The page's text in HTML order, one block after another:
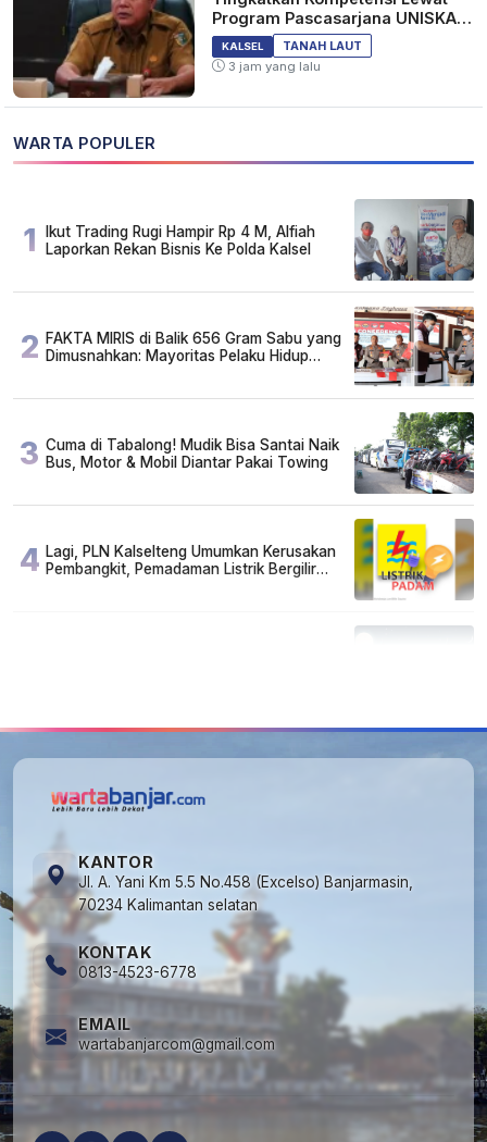
Program Pascasarjana UNISKA
MAB Banjarmasin
KALSEL
TANAH LAUT
3 jam yang lalu
WARTA POPULER
1
Ikut Trading Rugi Hampir Rp 4 M, Alfiah
Laporkan Rekan Bisnis Ke Polda Kalsel
2 FAKTA MIRIS di Balik 656 Gram Sabu yang
Dimusnahkan: Mayoritas Pelaku Hidup
3 Cuma di Tabalong! Mudik Bisa Santai Naik
Bus, Motor & Mobil Diantar Pakai Towing
4 Lagi, PLN Kalselteng Umumkan Kerusakan
Pembangkit, Pemadaman Listrik Bergilir
KANTOR
Jl. A. Yani Km 5.5 No.458 (Excelso) Banjarmasin,
70234 Kalimantan selatan
KONTAK
0813-4523-6778
EMAIL
wartabanjarcom@gmail.com